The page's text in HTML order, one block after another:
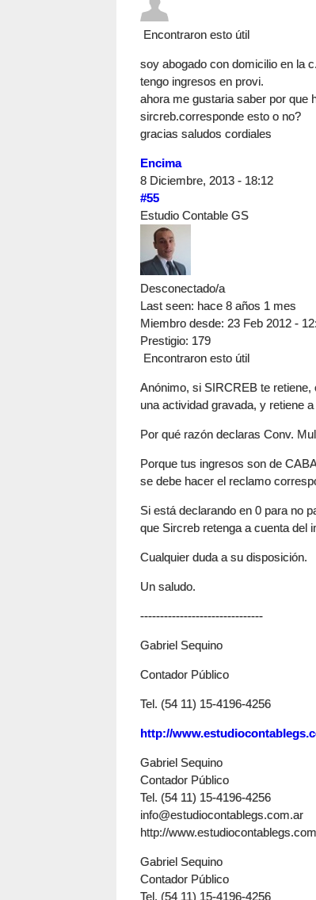
Encontraron esto útil
soy abogado con domicilio en la
tengo ingresos en provi.
ahora me gustaria saber por que
sircreb.corresponde esto o no?
gracias saludos cordiales
Encima
8 Diciembre, 2013 - 18:12
#55
Estudio Contable GS
Desconectado/a
Last seen: hace 8 años 1 mes
Miembro desde: 23 Feb 2012 -
Prestigio: 179
Encontraron esto útil
Anónimo, si SIRCREB te
una actividad gravada, y retiene
Por qué razón declaras Conv.
Porque tus ingresos son de
se debe hacer el reclamo
Si está declarando en 0 para no
que Sircreb retenga a cuenta del
Cualquier duda a su disposición.
Un saludo.
-------------------------------
Gabriel Sequino
Contador Público
Tel. (54 11) 15-4196-4256
http://
Gabriel Sequino
Contador Público
Tel. (54 11) 15-4196-4256
info@estudiocontablegs.com.ar
http://
Gabriel Sequino
Contador Público
Tel. (54 11) 15-4196-4256